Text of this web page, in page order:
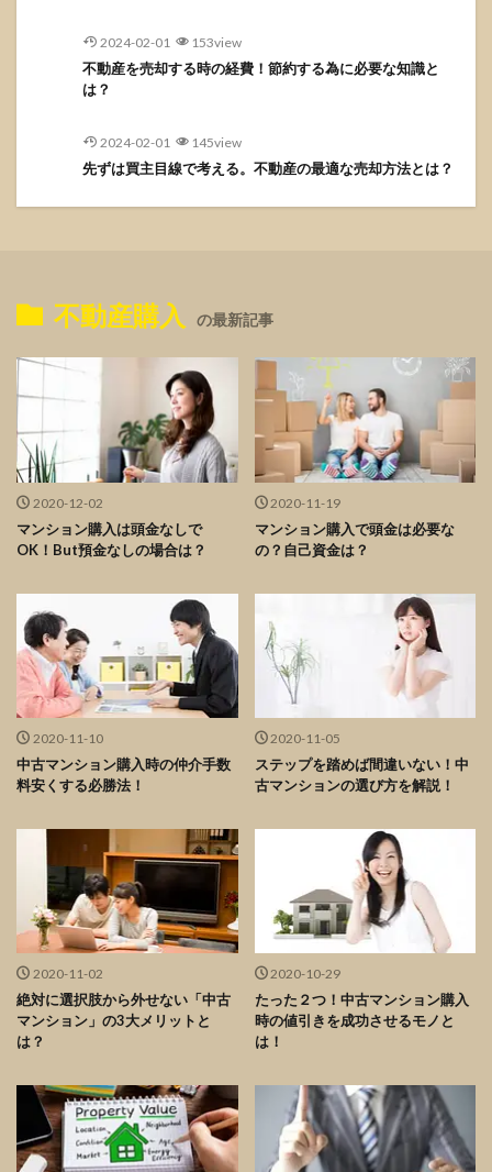
2024-02-01 153view
不動産を売却する時の経費！節約する為に必要な知識と
は？
2024-02-01 145view
先ずは買主目線で考える。不動産の最適な売却方法とは？
不動産購入 の最新記事
2020-12-02
マンション購入は頭金なしで
OK！But預金なしの場合は？
2020-11-19
マンション購入で頭金は必要な
の？自己資金は？
2020-11-10
中古マンション購入時の仲介手数
料安くする必勝法！
2020-11-05
ステップを踏めば間違いない！中
古マンションの選び方を解説！
2020-11-02
絶対に選択肢から外せない「中古
マンション」の3大メリットと
は？
2020-10-29
たった２つ！中古マンション購入
時の値引きを成功させるモノと
は！